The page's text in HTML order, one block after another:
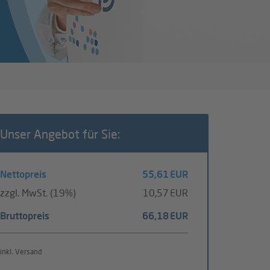
Unser Angebot für Sie:
Nettopreis
55,61 EUR
zzgl. MwSt. (19%)
10,57 EUR
Bruttopreis
66,18 EUR
inkl. Versand